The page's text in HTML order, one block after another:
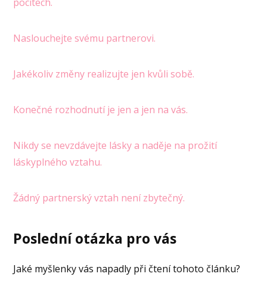
Naslouchejte svému partnerovi.
Jakékoliv změny realizujte jen kvůli sobě.
Konečné rozhodnutí je jen a jen na vás.
Nikdy se nevzdávejte lásky a naděje na prožití
láskyplného vztahu.
Žádný partnerský vztah není zbytečný.
Poslední otázka pro vás
Jaké myšlenky vás napadly při čtení tohoto článku?